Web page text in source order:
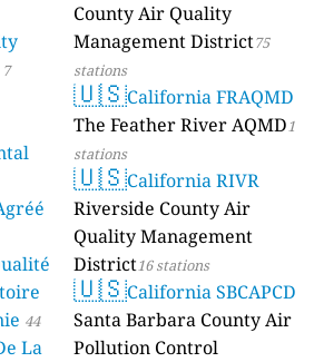
County Air Quality
Management District75
stations
🇺🇸California FRAQMD
The Feather River AQMD1
stations
🇺🇸California RIVR
Riverside County Air
Quality Management
District16 stations
🇺🇸California SBCAPCD
Santa Barbara County Air
Pollution Control
7
44
La